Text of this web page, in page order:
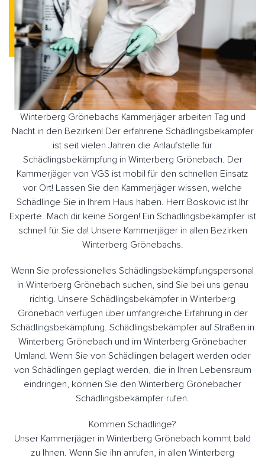
Winterberg Grönebachs Kammerjäger arbeiten Tag und
Nacht in den Bezirken! Der erfahrene Schädlingsbekämpfer
ist seit vielen Jahren die Anlaufstelle für
Schädlingsbekämpfung in Winterberg Grönebach. Der
Kammerjäger von VGS ist mobil für den schnellen Einsatz
vor Ort! Lassen Sie den Kammerjäger wissen, welche
Schädlinge Sie in Ihrem Haus haben. Herr Boskovic ist Ihr
Experte. Mach dir keine Sorgen! Ein Schädlingsbekämpfer ist
schnell für Sie da! Unsere Kammerjäger in allen Bezirken
Winterberg Grönebachs.
Wenn Sie professionelles Schädlingsbekämpfungspersonal
in Winterberg Grönebach suchen, sind Sie bei uns genau
richtig. Unsere Schädlingsbekämpfer in Winterberg
Grönebach verfügen über umfangreiche Erfahrung in der
Schädlingsbekämpfung. Schädlingsbekämpfer auf Straßen in
Winterberg Grönebach und im Winterberg Grönebacher
Umland. Wenn Sie von Schädlingen belagert werden oder
von Schädlingen geplagt werden, die in Ihren Lebensraum
eindringen, können Sie den Winterberg Grönebacher
Schädlingsbekämpfer rufen.
Kommen Schädlinge?
Unser Kammerjäger in Winterberg Grönebach kommt bald
zu Ihnen. Wenn Sie ihn anrufen, in allen Winterberg